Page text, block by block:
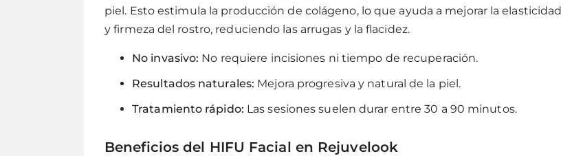
piel. Esto estimula la producción de colágeno, lo que ayuda a mejorar la elasticidad
y firmeza del rostro, reduciendo las arrugas y la flacidez.
No invasivo: No requiere incisiones ni tiempo de recuperación.
Resultados naturales: Mejora progresiva y natural de la piel.
Tratamiento rápido: Las sesiones suelen durar entre 30 a 90 minutos.
Beneficios del HIFU Facial en Rejuvelook